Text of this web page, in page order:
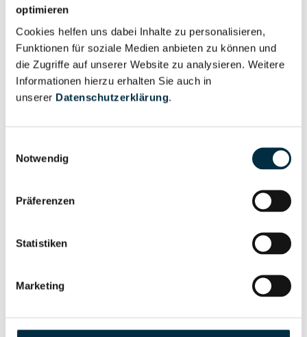
optimieren
Cookies helfen uns dabei Inhalte zu personalisieren,
Funktionen für soziale Medien anbieten zu können und
die Zugriffe auf unserer Website zu analysieren. Weitere
Informationen hierzu erhalten Sie auch in
unserer Datenschutzerklärung.
Notwendig
Präferenzen
Statistiken
Marketing
Wirtschaftlich
Berechtigter
Unternehmensprofil
anfragen
Eigentums- und Kontrollstruktur
Vollständiges
Unternehmensprofil
Unternehmensnetzwerk
Vollständiges
Unternehmensprofil
Unternehmensprofil